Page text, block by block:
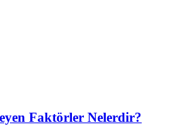
Faktörler Nelerdir?